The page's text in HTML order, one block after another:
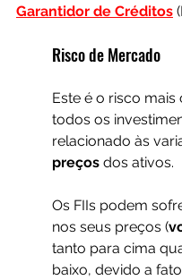
Garantidor de Créditos
Risco de Mercado
Este é o risco
todos os
relacionado às
preços dos ativos.
Os FIIs podem
nos seus preços (
tanto para cima
baixo, devido a